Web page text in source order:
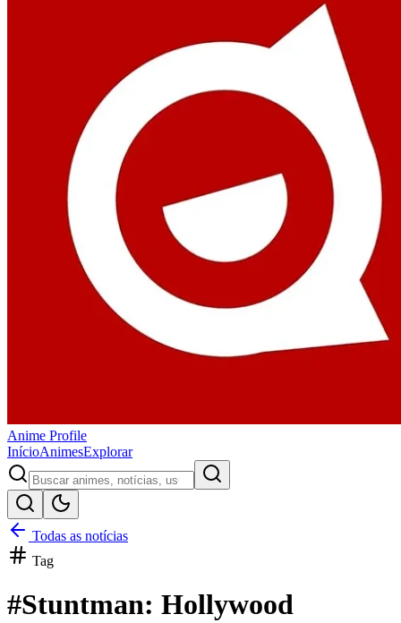
Anime Profile
InícioAnimesExplorar
Todas as notícias
Tag
#Stuntman: Hollywood